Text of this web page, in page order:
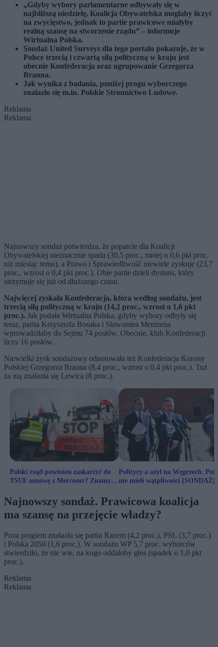
„Gdyby wybory parlamentarne odbywały się w
najbliższą niedzielę, Koalicja Obywatelska mogłaby liczyć
na zwycięstwo, jednak to partie prawicowe miałyby
realną szansę na stworzenie rządu” – informuje
Wirtualna Polska.
Sondaż United Surveys dla tego portalu pokazuje, że w
Polsce trzecią i czwartą siłą polityczną w kraju jest
obecnie Konfederacja oraz ugrupowanie Grzegorza
Brauna.
Jak wynika z badania, poniżej progu wyborczego
znalazło się m.in. Polskie Stronnictwo Ludowe.
Reklama
Reklama
Najnowszy sondaż potwierdza, że poparcie dla Koalicji
Obywatelskiej nieznacznie spada (30,5 proc., mniej o 0,6 pkt proc.
niż miesiąc temu), a Prawo i Sprawiedliwość niewiele zyskuje (23,7
proc., wzrost o 0,4 pkt proc.). Obie partie dzieli dystans, który
utrzymuje się już od dłuższego czasu.
Najwięcej zyskała Konfederacja, która według sondażu, jest
trzecią siłą polityczną w kraju (14,2 proc., wzrost o 1,6 pkt
proc.). Jak podała Wirtualna Polska, gdyby wybory odbyły się
teraz, partia Krzysztofa Bosaka i Sławomira Mentzena
wprowadziłaby do Sejmu 74 posłów. Obecnie, klub Konfederacji
liczy 16 posłów.
Niewielki zysk sondażowy odnotowała też Konfederacja Korony
Polskiej Grzegorza Brauna (8,4 proc., wzrost o 0,4 pkt proc.). Tuż
za nią znalazła się Lewica (8 proc.).
Polski rząd powinien zaskarżyć do
TSUE umowę z Mercosur? Znamy
Politycy a azyl na Węgrzech.
nie mieli wątpliwości [SONDAŻ]
Najnowszy sondaż. Prawicowa koalicja
ma szansę na przejęcie władzy?
Poza progiem znalazła się partia Razem (4,2 proc.), PSL (3,7 proc.)
i Polska 2050 (1,6 proc.). W sondażu WP 5,7 proc. wyborców
stwierdziło, że nie wie, na kogo oddałoby głos (spadek o 1,0 pkt
proc.).
Reklama
Reklama